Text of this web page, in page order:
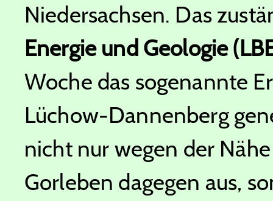
Niedersachsen. Das
Energie und Geologie
Woche das sogenannte
Lüchow-Dannenberg
nicht nur wegen der
Gorleben dagegen aus,